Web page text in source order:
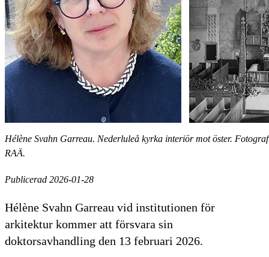
Hélène Svahn Garreau. Nederluleå kyrka interiör mot öster.
RAÄ.
Publicerad 2026-01-28
Hélène Svahn Garreau vid institutionen för
arkitektur kommer att försvara sin
doktorsavhandling den 13 februari 2026.